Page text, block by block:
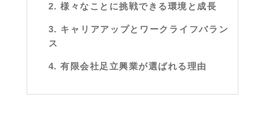
2. 様々なことに挑戦できる環境と成長
3. キャリアアップとワークライフバラン
ス
4. 有限会社足立興業が選ばれる理由